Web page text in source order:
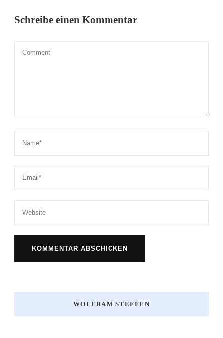
Schreibe einen Kommentar
WOLFRAM STEFFEN